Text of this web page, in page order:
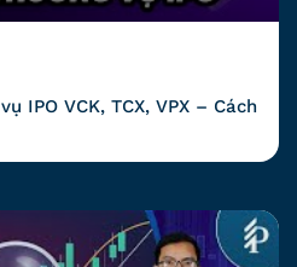
IPO VCK, TCX, VPX – Cách